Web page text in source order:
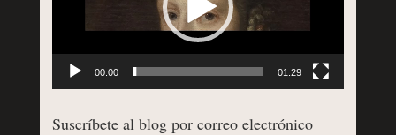
00:00 01:29
Suscríbete al blog por correo electrónico